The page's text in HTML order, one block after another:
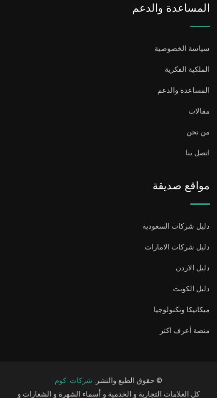
المساعدة والدعم
سياسة الخصوصية
الملكية الفكرية
المساعدة والدعم
مقالات
من نحن
اتصل بنا
مواقع صديقة
دليل شركات السعودية
دليل شركات الامارات
دليل الاردن
دليل الكويت
ميكانيكا وتكنولوجيا
منصة أعرف اكتر
© حقوق الطبع والنشر. شركات .كوم
كل العلامات التجارية و الخدمية و أسماء الشهرة و الشعارات و